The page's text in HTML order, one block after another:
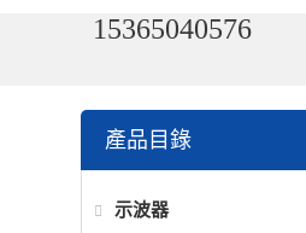
15365040576
產品目錄
示波器